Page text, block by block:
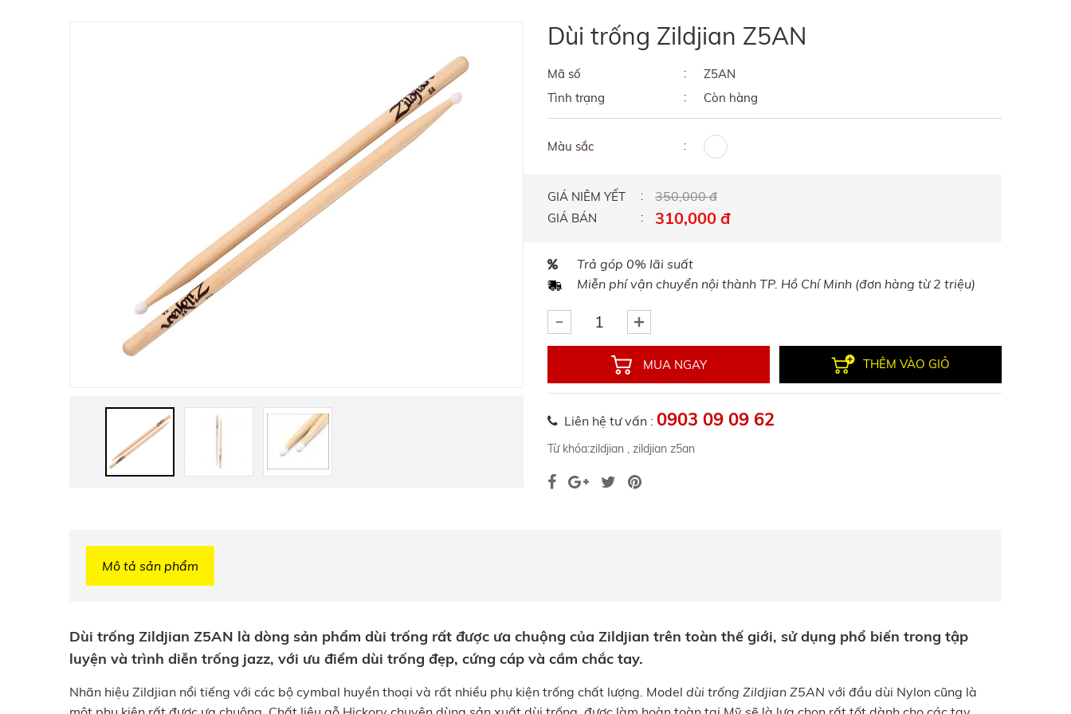
Dùi trống Zildjian Z5AN
Mã số
Z5AN
Tình trạng
Còn hàng
Màu sắc
GIÁ NIÊM YẾT 350,000 đ
GIÁ BÁN 310,000 đ
Trả góp 0% lãi suất
Miễn phí vận chuyển nội thành TP. Hồ Chí Minh (đơn hàng từ 2 triệu)
MUA NGAY THÊM VÀO GIỎ
Liên hệ tư vấn : 0903 09 09 62
Từ khóa:zildjian , zildjian z5an
Mô tả sản phẩm
Dùi trống Zildjian Z5AN là dòng sản phẩm dùi trống rất được ưa chuộng của Zildjian trên toàn thế giới, sử dụng phổ biến trong tập
luyện và trình diễn trống jazz, với ưu điểm dùi trống đẹp, cứng cáp và cầm chắc tay.
Nhãn hiệu Zildjian nổi tiếng với các bộ cymbal huyền thoại và rất nhiều phụ kiện trống chất lượng. Model dùi trống Zildjian Z5AN với đầu dùi Nylon cũng là